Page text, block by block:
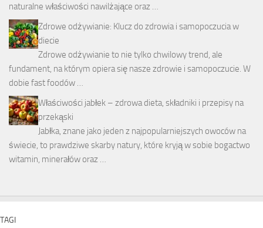
naturalne właściwości nawilżające oraz …
Zdrowe odżywianie: Klucz do zdrowia i samopoczucia w
diecie
Zdrowe odżywianie to nie tylko chwilowy trend, ale
fundament, na którym opiera się nasze zdrowie i samopoczucie. W
dobie fast foodów …
Właściwości jabłek – zdrowa dieta, składniki i przepisy na
przekąski
Jabłka, znane jako jeden z najpopularniejszych owoców na
świecie, to prawdziwe skarby natury, które kryją w sobie bogactwo
witamin, minerałów oraz …
TAGI